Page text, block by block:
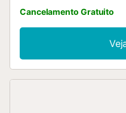
Cancelamento Gratuito